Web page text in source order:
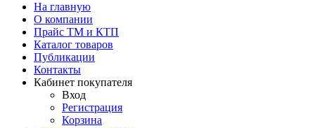
На главную
О компании
Прайс TM и КТП
Каталог товаров
Публикации
Контакты
Кабинет покупателя
Вход
Регистрация
Корзина